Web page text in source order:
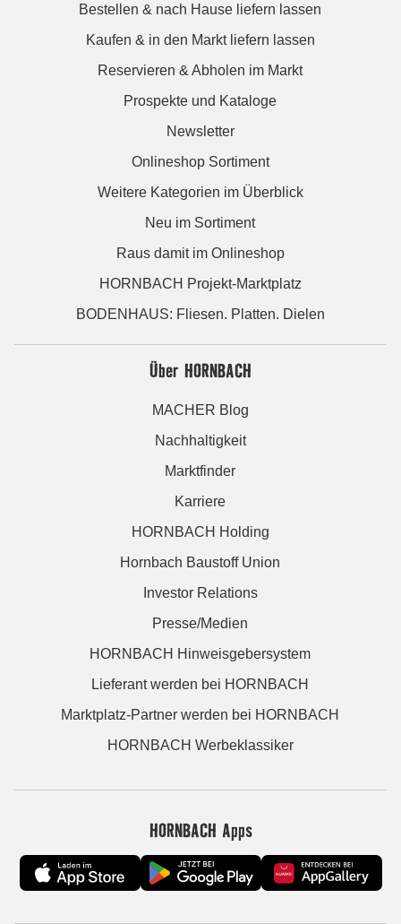
Bestellen & nach Hause liefern lassen
Kaufen & in den Markt liefern lassen
Reservieren & Abholen im Markt
Prospekte und Kataloge
Newsletter
Onlineshop Sortiment
Weitere Kategorien im Überblick
Neu im Sortiment
Raus damit im Onlineshop
HORNBACH Projekt-Marktplatz
BODENHAUS: Fliesen. Platten. Dielen
Über HORNBACH
MACHER Blog
Nachhaltigkeit
Marktfinder
Karriere
HORNBACH Holding
Hornbach Baustoff Union
Investor Relations
Presse/Medien
HORNBACH Hinweisgebersystem
Lieferant werden bei HORNBACH
Marktplatz-Partner werden bei HORNBACH
HORNBACH Werbeklassiker
HORNBACH Apps